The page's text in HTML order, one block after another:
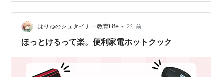
はりねのシュタイナー教育Life • 2年前
ほっとけるって楽。便利家電ホットクック